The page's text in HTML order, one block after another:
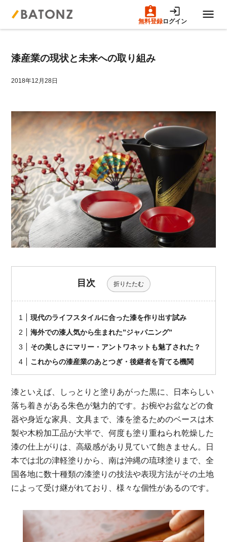
無料登録ログイン
買いたい方へ
成約事例
M&A専門家の方へ
漆産業の現状と未来への取り組み
2018年12月28日
目次 折りたたむ
現代のライフスタイルに合った漆を作り出す試み
海外での漆人気から生まれた”ジャパニング”
その美しさにマリー・アントワネットも魅了された？
これからの漆産業のあとつぎ・後継者を育てる機関
漆といえば、しっとりと塗りあがった黒に、日本らしい
落ち着きがある朱色が魅力的です。お椀やお盆などの食
器や身近な家具、文具まで、漆を塗るためのベースは木
製や木粉加工品が大半で、何度も塗り重ねられ乾燥した
漆の仕上がりは、高級感があり見ていて飽きません。日
本では北の津軽塗りから、南は沖縄の琉球塗りまで、全
国各地に数十種類の漆塗りの技法や表現方法がその土地
によって受け継がれており、様々な個性があるのです。